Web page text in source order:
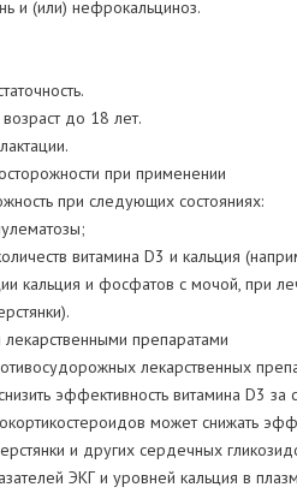
и (или) нефрокальциноз.
до 18 лет.
при применении
при следующих состояниях:
витамина D3 и кальция
кальция и фосфатов с мочой, при
препаратами
лекарственных
эффективность витамина D3
может снижать
и других сердечных
ЭКГ и уровней кальция в